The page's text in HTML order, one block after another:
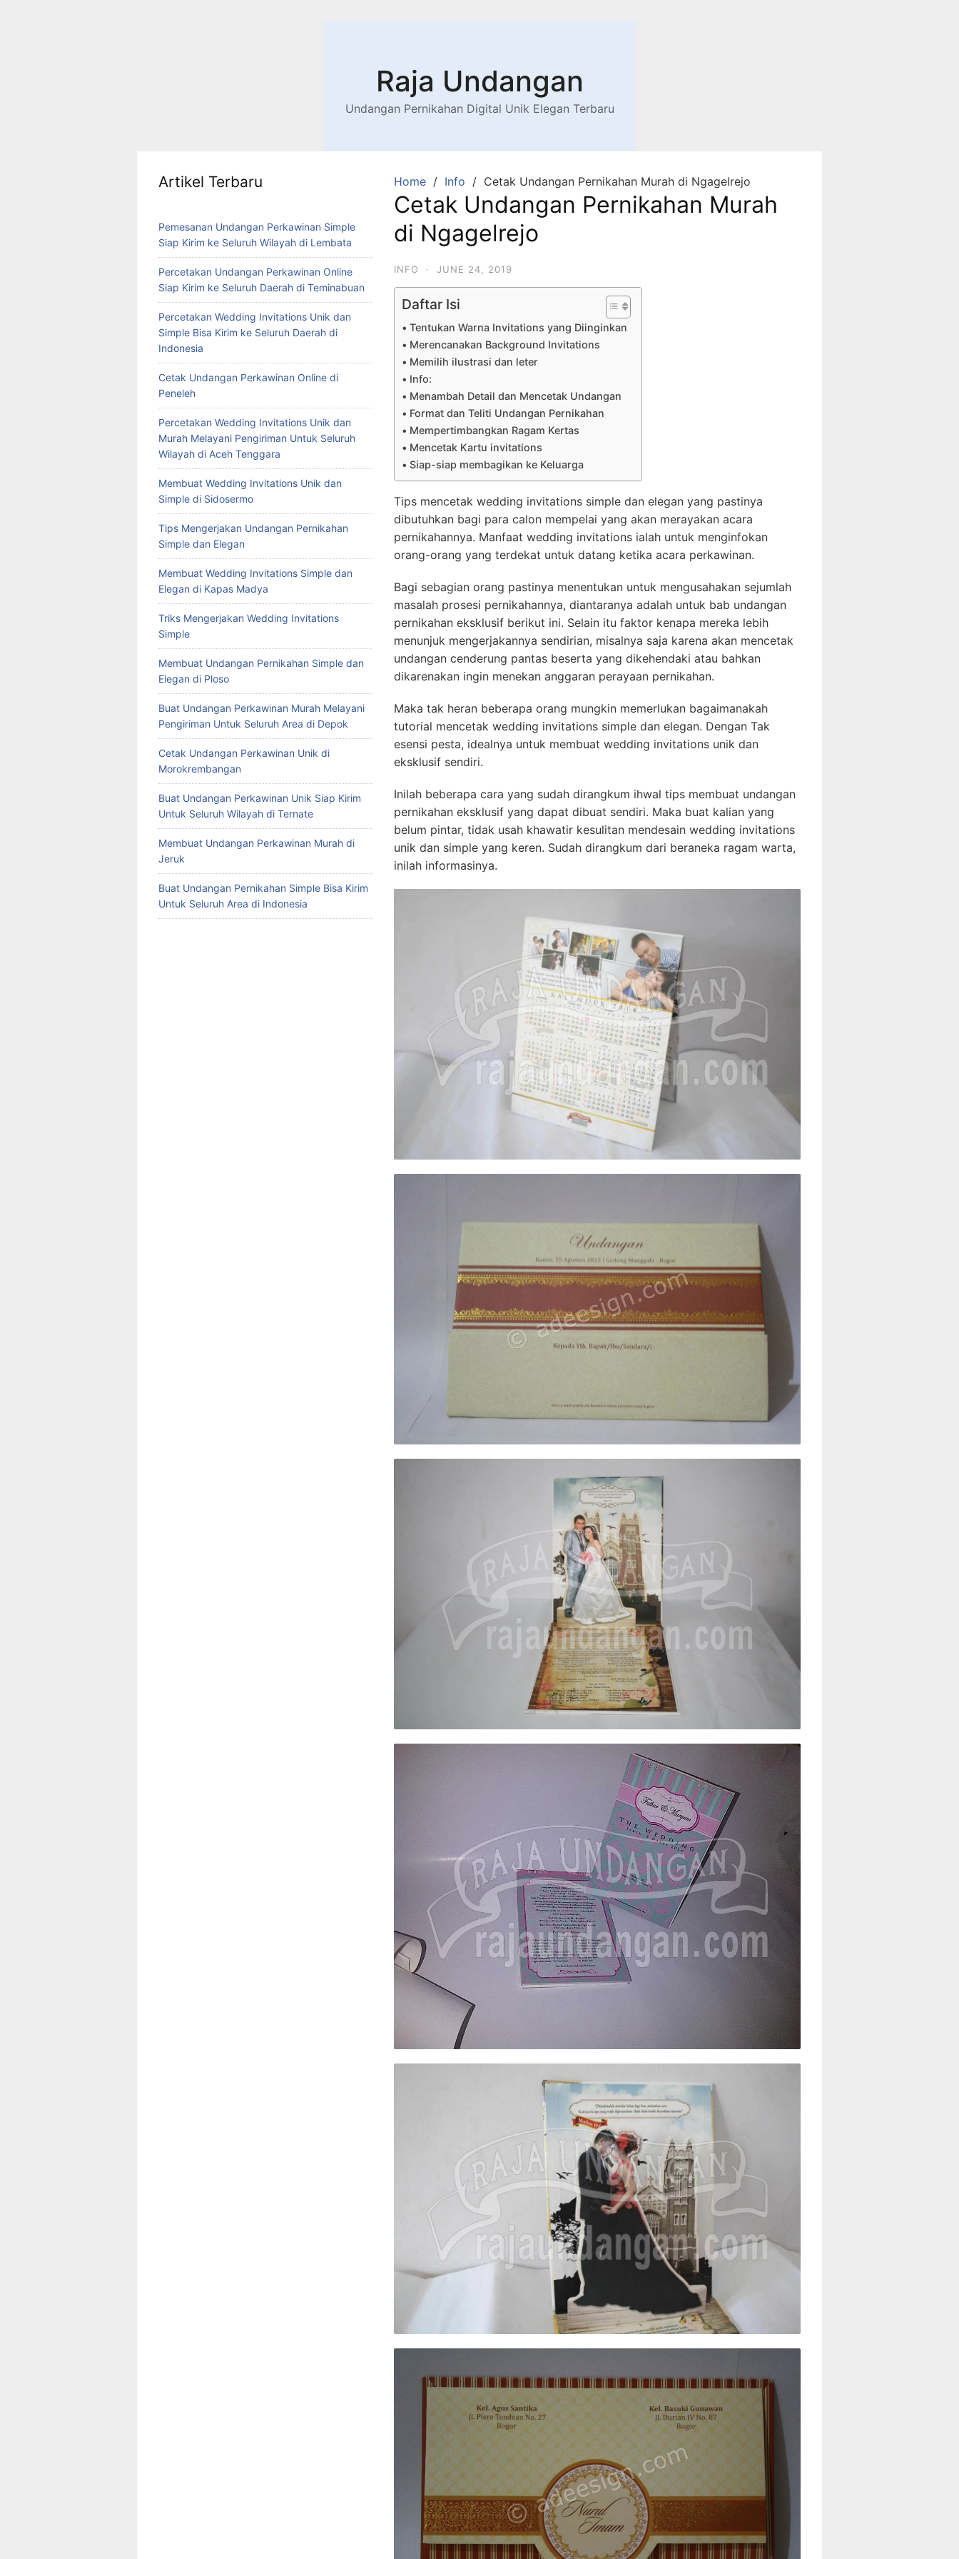
Raja Undangan
Undangan Pernikahan Digital Unik Elegan Terbaru
Home Info Cetak Undangan Pernikahan Murah di Ngagelrejo
Cetak Undangan Pernikahan Murah
di Ngagelrejo
INFO · JUNE 24, 2019
Daftar Isi
Tentukan Warna Invitations yang Diinginkan
Merencanakan Background Invitations
Memilih ilustrasi dan leter
Info:
Menambah Detail dan Mencetak Undangan
Format dan Teliti Undangan Pernikahan
Mempertimbangkan Ragam Kertas
Mencetak Kartu invitations
Siap-siap membagikan ke Keluarga
Tips mencetak wedding invitations simple dan elegan yang pastinya
dibutuhkan bagi para calon mempelai yang akan merayakan acara
pernikahannya. Manfaat wedding invitations ialah untuk menginfokan
orang-orang yang terdekat untuk datang ketika acara perkawinan.
Bagi sebagian orang pastinya menentukan untuk mengusahakan sejumlah
masalah prosesi pernikahannya, diantaranya adalah untuk bab undangan
pernikahan eksklusif berikut ini. Selain itu faktor kenapa mereka lebih
menunjuk mengerjakannya sendirian, misalnya saja karena akan mencetak
undangan cenderung pantas beserta yang dikehendaki atau bahkan
dikarenakan ingin menekan anggaran perayaan pernikahan.
Maka tak heran beberapa orang mungkin memerlukan bagaimanakah
tutorial mencetak wedding invitations simple dan elegan. Dengan Tak
esensi pesta, idealnya untuk membuat wedding invitations unik dan
eksklusif sendiri.
Inilah beberapa cara yang sudah dirangkum ihwal tips membuat undangan
pernikahan eksklusif yang dapat dibuat sendiri. Maka buat kalian yang
belum pintar, tidak usah khawatir kesulitan mendesain wedding invitations
unik dan simple yang keren. Sudah dirangkum dari beraneka ragam warta,
inilah informasinya.
Artikel Terbaru
Pemesanan Undangan Perkawinan Simple
Siap Kirim ke Seluruh Wilayah di Lembata
Percetakan Undangan Perkawinan Online
Siap Kirim ke Seluruh Daerah di Teminabuan
Percetakan Wedding Invitations Unik dan
Simple Bisa Kirim ke Seluruh Daerah di
Indonesia
Cetak Undangan Perkawinan Online di
Peneleh
Percetakan Wedding Invitations Unik dan
Murah Melayani Pengiriman Untuk Seluruh
Wilayah di Aceh Tenggara
Membuat Wedding Invitations Unik dan
Simple di Sidosermo
Tips Mengerjakan Undangan Pernikahan
Simple dan Elegan
Membuat Wedding Invitations Simple dan
Elegan di Kapas Madya
Triks Mengerjakan Wedding Invitations
Simple
Membuat Undangan Pernikahan Simple dan
Elegan di Ploso
Buat Undangan Perkawinan Murah Melayani
Pengiriman Untuk Seluruh Area di Depok
Cetak Undangan Perkawinan Unik di
Morokrembangan
Buat Undangan Perkawinan Unik Siap Kirim
Untuk Seluruh Wilayah di Ternate
Membuat Undangan Perkawinan Murah di
Jeruk
Buat Undangan Pernikahan Simple Bisa Kirim
Untuk Seluruh Area di Indonesia